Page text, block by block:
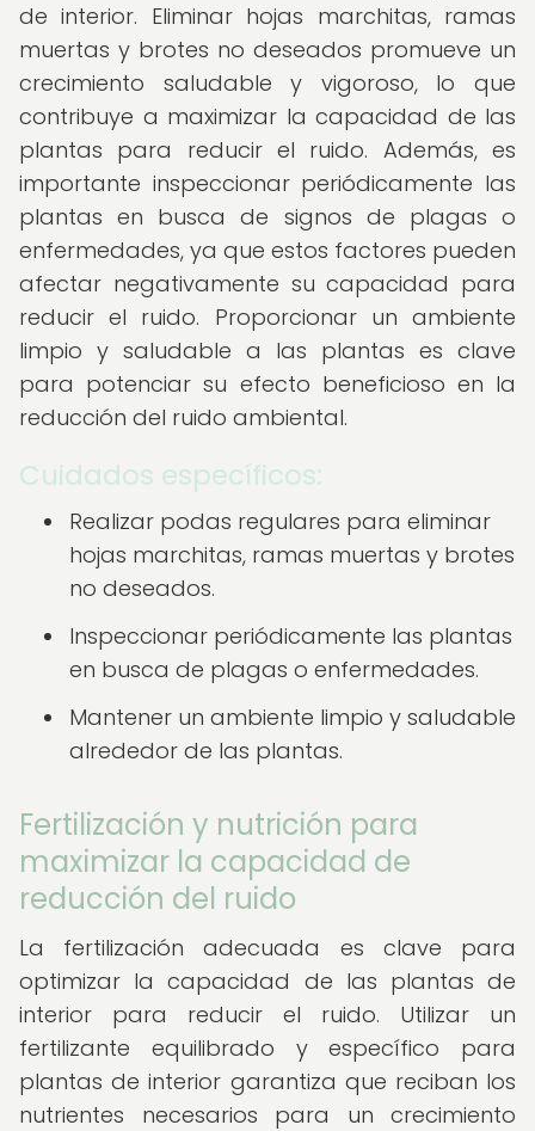
de interior. Eliminar hojas marchitas, ramas
muertas y brotes no deseados promueve un
crecimiento saludable y vigoroso, lo que
contribuye a maximizar la capacidad de las
plantas para reducir el ruido. Además, es
importante inspeccionar periódicamente las
plantas en busca de signos de plagas o
enfermedades, ya que estos factores pueden
afectar negativamente su capacidad para
reducir el ruido. Proporcionar un ambiente
limpio y saludable a las plantas es clave
para potenciar su efecto beneficioso en la
reducción del ruido ambiental.
Cuidados específicos:
Realizar podas regulares para eliminar
hojas marchitas, ramas muertas y brotes
no deseados.
Inspeccionar periódicamente las plantas
en busca de plagas o enfermedades.
Mantener un ambiente limpio y saludable
alrededor de las plantas.
Fertilización y nutrición para
maximizar la capacidad de
reducción del ruido
La fertilización adecuada es clave para
optimizar la capacidad de las plantas de
interior para reducir el ruido. Utilizar un
fertilizante equilibrado y específico para
plantas de interior garantiza que reciban los
nutrientes necesarios para un crecimiento